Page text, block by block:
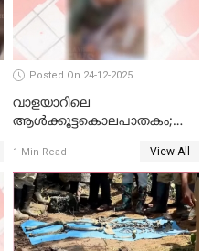
Posted On 24-12-2025
വാളയാറിലെ
ആൾക്കൂട്ടകൊലപാതകം;
വാങ്ങും
1 Min Read View All